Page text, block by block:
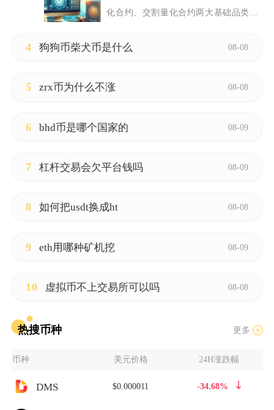
化合约、交割量化合约两大基础品类...
4 狗狗币柴犬币是什么 08-08
5 zrx币为什么不涨 08-08
6 bhd币是哪个国家的 08-09
7 杠杆交易会欠平台钱吗 08-09
8 如何把usdt换成ht 08-08
9 eth用哪种矿机挖 08-09
10 虚拟币不上交易所可以吗 08-08
热搜币种 更多
币种 美元价格 24H涨跌幅
DMS $0.000011 -34.68%